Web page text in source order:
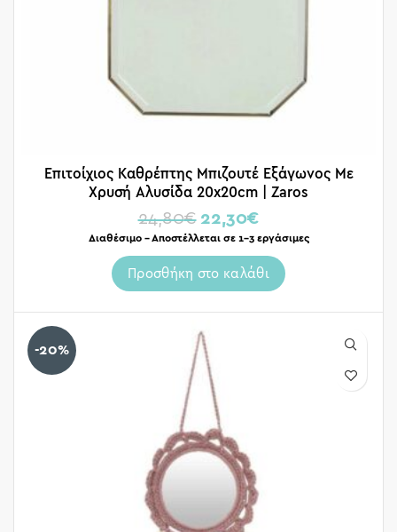
Επιτοίχιος Καθρέπτης Μπιζουτέ Εξάγωνος Με
Χρυσή Αλυσίδα 20x20cm | Zaros
24,80€ 22,30€
Διαθέσιμο – Αποστέλλεται σε 1-3 εργάσιμες
Προσθήκη στο καλάθι
-20%